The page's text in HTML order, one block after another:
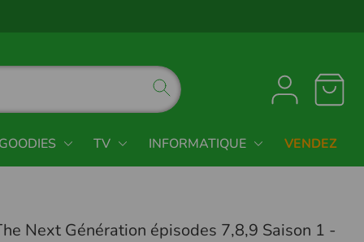
TV INFORMATIQUE VENDEZ
Next Génération épisodes 7,8,9 Saison 1 -